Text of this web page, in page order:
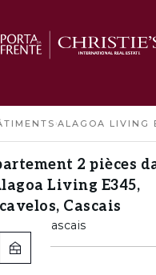
›ALAGOA LIVING
2 pièces
Living E345,
Cascais
Cascais